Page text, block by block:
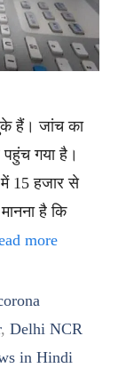
हैं। जांच का
गया है।
15 हजार से
है कि
more
, Delhi NCR
in Hindi